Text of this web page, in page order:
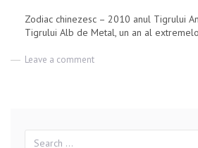
Zodiac chinezesc – 2010 anul Tigrului
Tigrului Alb de Metal, un an al
Leave a comment